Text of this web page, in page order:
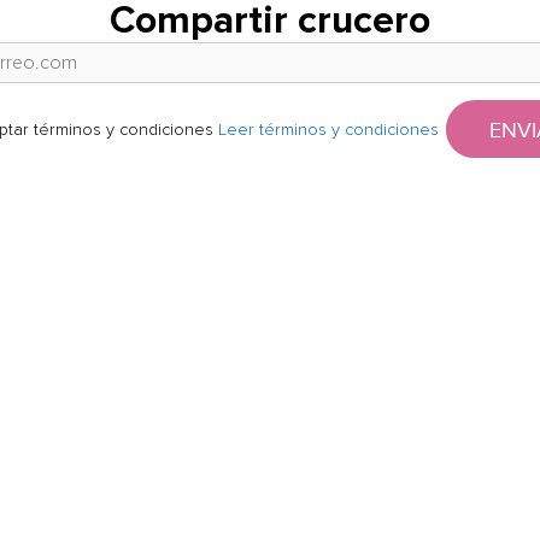
Compartir crucero
términos y condiciones Leer términos y condiciones